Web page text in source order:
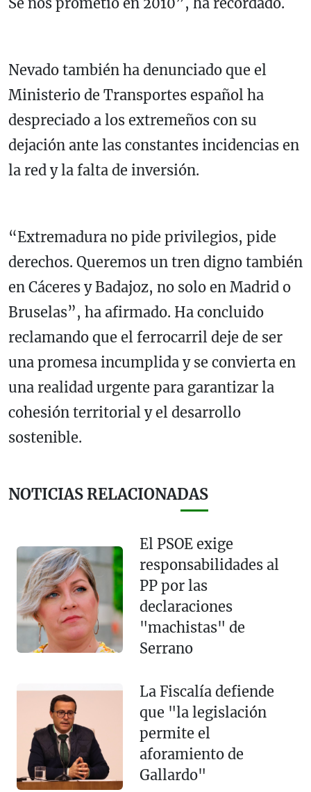
Nevado también ha denunciado que el
Ministerio de Transportes español ha
despreciado a los extremeños con su
dejación ante las constantes incidencias en
la red y la falta de inversión.
“Extremadura no pide privilegios, pide
derechos. Queremos un tren digno también
en Cáceres y Badajoz, no solo en Madrid o
Bruselas”, ha afirmado. Ha concluido
reclamando que el ferrocarril deje de ser
una promesa incumplida y se convierta en
una realidad urgente para garantizar la
cohesión territorial y el desarrollo
sostenible.
NOTICIAS RELACIONADAS
El PSOE exige
responsabilidades al
PP por las
declaraciones
"machistas" de
Serrano
La Fiscalía defiende
que "la legislación
permite el
aforamiento de
Gallardo"